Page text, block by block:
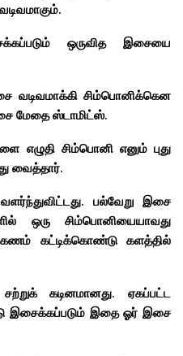
ஒருவித இசையை
சிம்பொனிக்கென
மேதை ஸ்டாமிட்ஸ்.
எழுதி சிம்பொனி எனும் புது
வைத்தார்.
பல்வேறு இசை
ஒரு சிம்பொனியையாவது
கட்டிக்கொண்டு களத்தில்
கடினமானது. ஏகப்பட்ட
இசைக்கப்படும் இதை ஓர் இசை